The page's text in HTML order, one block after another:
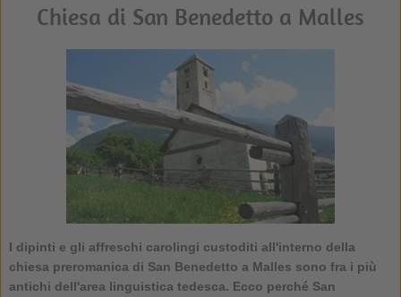
Chiesa di San Benedetto a Malles
I dipinti e gli affreschi carolingi custoditi all'interno della
chiesa preromanica di San Benedetto a Malles sono fra i più
antichi dell'area linguistica tedesca. Ecco perché San